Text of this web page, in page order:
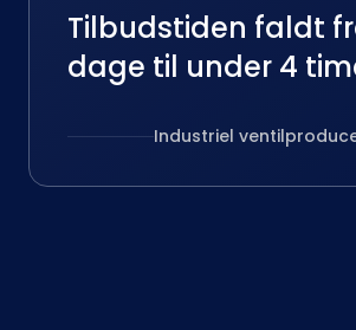
Tilbudstiden faldt
dage til under 4
Industriel